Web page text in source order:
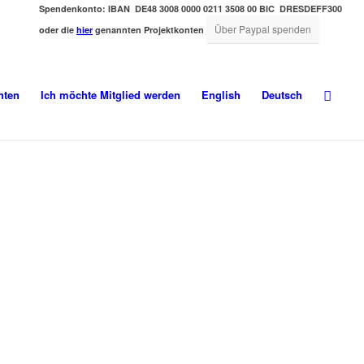
Spendenkonto: IBAN DE48 3008 0000 0211 3508 00 BIC DRESDEFF300
oder diehier genannten Projektkonten Über Paypal spenden
Ich möchte Mitglied werden English Deutsch